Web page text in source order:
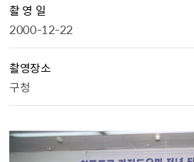
촬 영 일
2000-12-22
촬영장소
구청